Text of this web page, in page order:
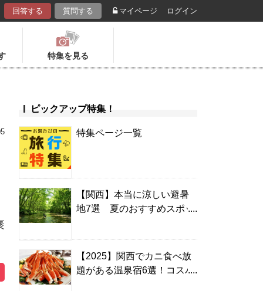
回答する 質問する マイページ ログイン
特集を見る
ピックアップ特集！
特集ページ一覧
【関西】本当に涼しい避暑
地7選 夏のおすすめスポッ
【2025】関西でカニ食べ放
題がある温泉宿6選！コスパ